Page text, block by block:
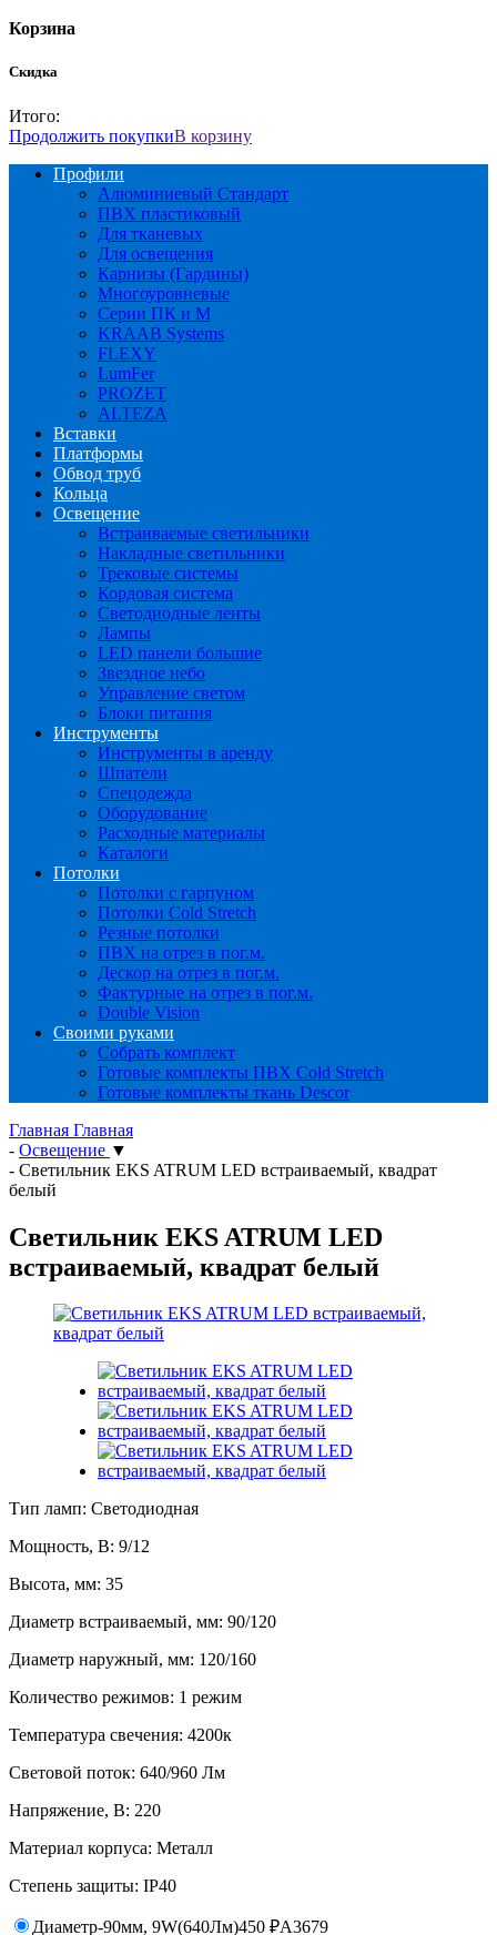
Корзина
Скидка
Итого:
Продолжить покупкиВ корзину
Профили
Алюминиевый Стандарт
ПВХ пластиковый
Для тканевых
Для освещения
Карнизы (Гардины)
Многоуровневые
Серии ПК и М
KRAAB Systems
FLEXY
LumFer
PROZET
ALTEZA
Вставки
Платформы
Обвод труб
Кольца
Освещение
Встраиваемые светильники
Накладные светильники
Трековые системы
Кордовая система
Светодиодные ленты
Лампы
LED панели большие
Звездное небо
Управление светом
Блоки питания
Инструменты
Инструменты в аренду
Шпатели
Спецодежда
Оборудование
Расходные материалы
Каталоги
Потолки
Потолки с гарпуном
Потолки Cold Stretch
Резные потолки
ПВХ на отрез в пог.м.
Дескор на отрез в пог.м.
Фактурные на отрез в пог.м.
Double Vision
Своими руками
Собрать комплект
Готовые комплекты ПВХ Cold Stretch
Готовые комплекты ткань Descor
Главная Главная
- Освещение ▼
- Светильник EKS ATRUM LED встраиваемый, квадрат
белый
Светильник EKS ATRUM LED
встраиваемый, квадрат белый
Тип ламп: Светодиодная
Мощность, В: 9/12
Высота, мм: 35
Диаметр встраиваемый, мм: 90/120
Диаметр наружный, мм: 120/160
Количество режимов: 1 режим
Температура свечения: 4200к
Световой поток: 640/960 Лм
Напряжение, В: 220
Материал корпуса: Металл
Степень защиты: IP40
Диаметр-90мм, 9W(640Лм)450 ₽A3679